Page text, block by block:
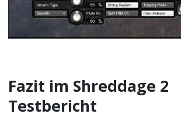
Fazit im Shreddage 2
Testbericht